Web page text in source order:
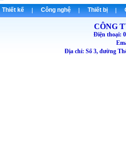
Thiết kế Công nghệ Thiết bị
CÔNG
Điện thoại:
Địa chỉ: Số 3, đường